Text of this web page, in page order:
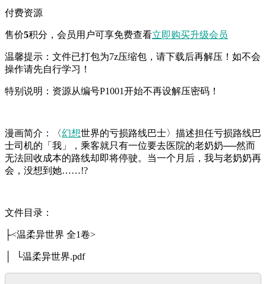
付费资源
售价5积分 ，会员用户可享免费查看立即购买升级会员
温馨提示：文件已打包为7z压缩包，请下载后再解压！如不会
操作请先自行学习！
特别说明：资源从编号P1001开始不再设解压密码！
漫画简介：〈幻想世界的亏损路线巴士〉描述担任亏损路线巴
士司机的「我」，乘客就只有一位要去医院的老奶奶──然而
无法回收成本的路线却即将停驶。当一个月后，我与老奶奶再
会，没想到她……!?
文件目录：
├<温柔异世界 全1卷>
│ └温柔异世界.pdf